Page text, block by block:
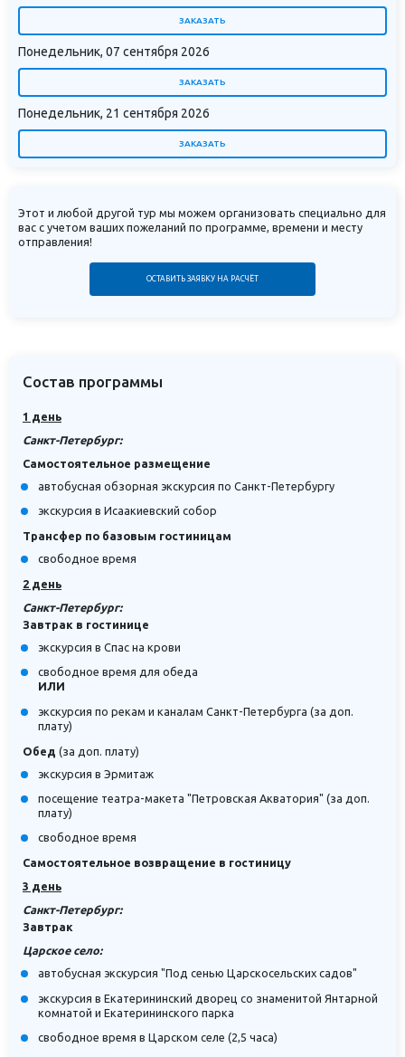
ЗАКАЗАТЬ
Понедельник, 07 сентября 2026
ЗАКАЗАТЬ
Понедельник, 21 сентября 2026
ЗАКАЗАТЬ
Этот и любой другой тур мы можем организовать специально для
вас с учетом ваших пожеланий по программе, времени и месту
отправления!
ОСТАВИТЬ ЗАЯВКУ НА РАСЧЁТ
Состав программы
1 день
Санкт-Петербург:
Самостоятельное размещение
автобусная обзорная экскурсия по Санкт-Петербургу
экскурсия в Исаакиевский собор
Трансфер по базовым гостиницам
свободное время
2 день
Санкт-Петербург:
Завтрак в гостинице
экскурсия в Спас на крови
свободное время для обеда
ИЛИ
экскурсия по рекам и каналам Санкт-Петербурга (за доп.
плату)
Обед (за доп. плату)
экскурсия в Эрмитаж
посещение театра-макета "Петровская Акватория" (за доп.
плату)
свободное время
Самостоятельное возвращение в гостиницу
3 день
Санкт-Петербург:
Завтрак
Царское село:
автобусная экскурсия "Под сенью Царскосельских садов"
экскурсия в Екатерининский дворец со знаменитой Янтарной
комнатой и Екатерининского парка
свободное время в Царском селе (2,5 часа)